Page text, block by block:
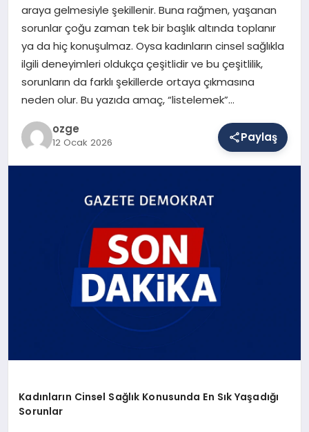
SAĞLIK
EĞITIM
YAŞAM
araya gelmesiyle şekillenir. Buna rağmen, yaşanan
sorunlar çoğu zaman tek bir başlık altında toplanır
ya da hiç konuşulmaz. Oysa kadınların cinsel sağlıkla
ilgili deneyimleri oldukça çeşitlidir ve bu çeşitlilik,
sorunların da farklı şekillerde ortaya çıkmasına
neden olur. Bu yazıda amaç, “listelemek”…
ozge
12 Ocak 2026 Paylaş
Kadınların Cinsel Sağlık Konusunda En Sık Yaşadığı
Sorunlar